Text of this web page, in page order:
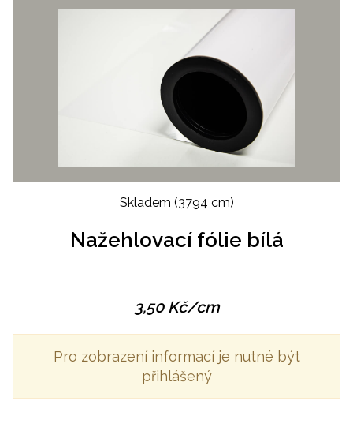
Skladem (3794 cm)
Nažehlovací fólie bílá
3,50Kč/cm
Pro zobrazení informací je nutné být
přihlášený